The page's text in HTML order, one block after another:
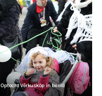
Optocht Vêrkusköp in beeld